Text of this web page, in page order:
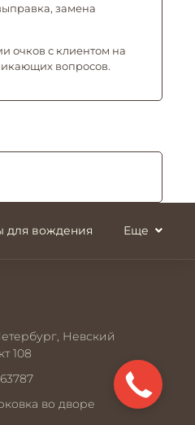
замена
очков с клиентом на
вопросов.
для вождения Еще
Невский
108
во дворе